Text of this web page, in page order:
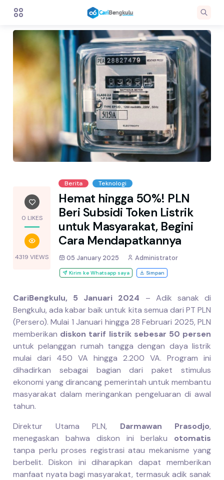
0 LIKES
4319 VIEWS
Berita Teknologi
Hemat hingga 50%! PLN
Beri Subsidi Token Listrik
untuk Masyarakat, Begini
Cara Mendapatkannya
05 January 2025 Administrator
Kirim ke Whatsapp saya Simpan
CariBengkulu, 5 Januari 2024 – Adik sanak di
Bengkulu, ada kabar baik untuk kita semua dari PT PLN
(Persero). Mulai 1 Januari hingga 28 Februari 2025, PLN
memberikan diskon tarif listrik sebesar 50 persen
untuk pelanggan rumah tangga dengan daya listrik
mulai dari 450 VA hingga 2.200 VA. Program ini
dihadirkan sebagai bagian dari paket stimulus
ekonomi yang dirancang pemerintah untuk membantu
masyarakat dalam meringankan pengeluaran di awal
tahun.
Direktur Utama PLN, Darmawan Prasodjo,
menegaskan bahwa diskon ini berlaku otomatis
tanpa perlu proses registrasi atau mekanisme yang
berbelit. Diskon ini diharapkan dapat memberikan
manfaat nyata bagi masyarakat, termasuk adik sanak